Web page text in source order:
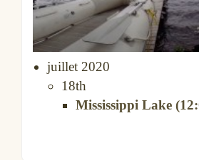
juillet 2020
18th
Mississippi Lake